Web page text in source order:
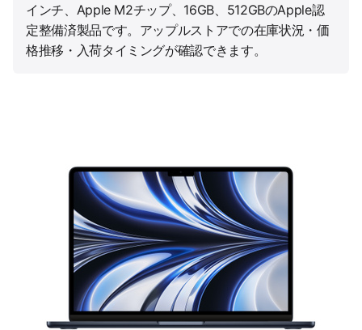
インチ、Apple M2チップ、16GB、512GBのApple認
定整備済製品です。アップルストアでの在庫状況・価
格推移・入荷タイミングが確認できます。